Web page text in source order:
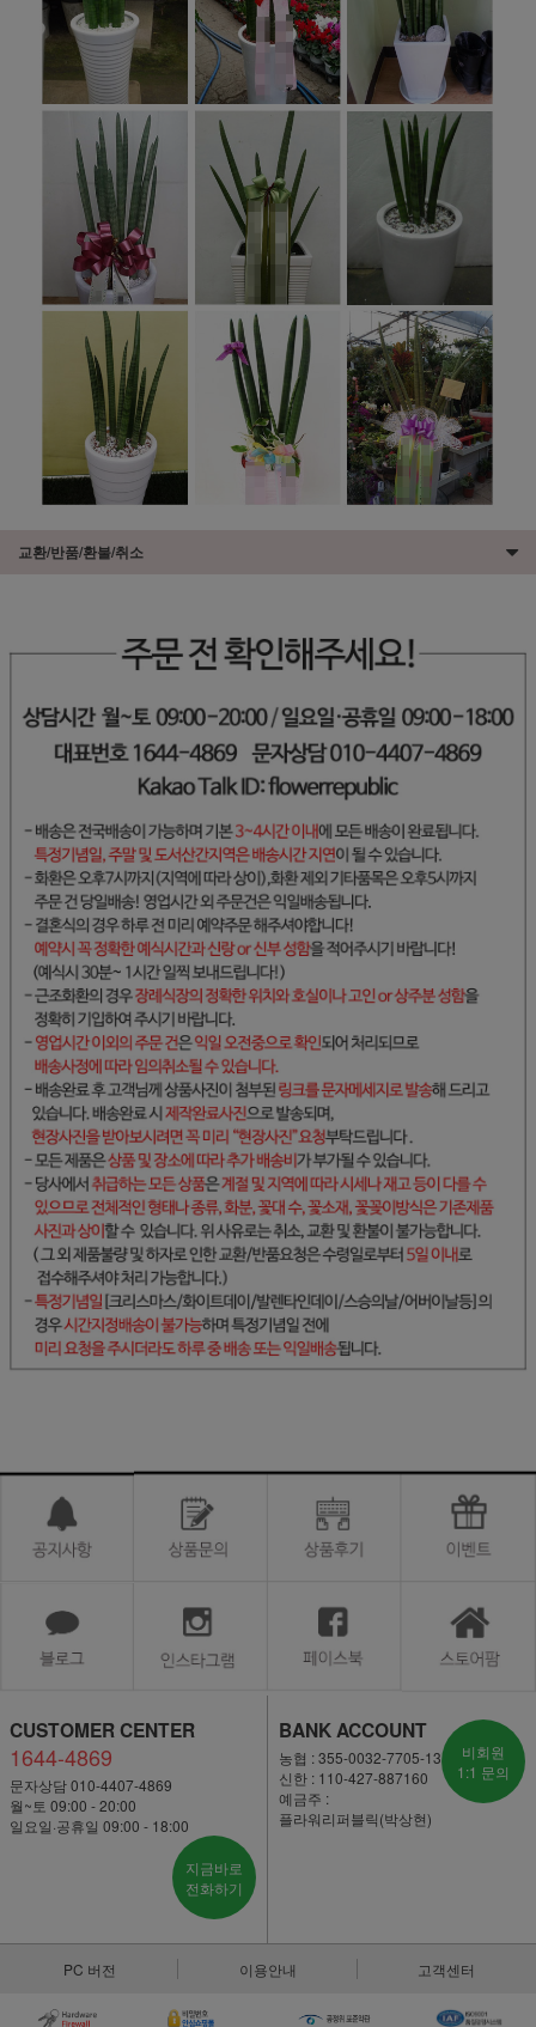
교환/반품/환불/취소
CUSTOMER CENTER
1644-4869
문자상담 010-4407-4869
월~토 09:00 - 20:00
일요일·공휴일 09:00 - 18:00
지금바로
전화하기
BANK ACCOUNT
농협 : 355-0032-7705-13
신한 : 110-427-887160
예금주 :
플라워리퍼블릭(박상현)
비회원
1:1 문의
PC 버전 이용안내 고객센터